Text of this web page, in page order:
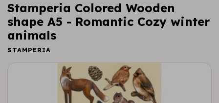
Stamperia Colored Wooden
shape A5 - Romantic Cozy winter
animals
STAMPERIA